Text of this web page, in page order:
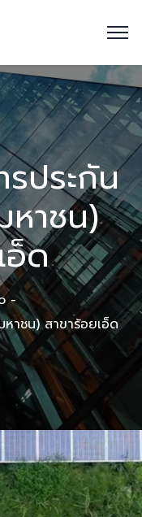
ประกัน
าชน)
อ็ด
าชน) สาขาร้อยเอ็ด